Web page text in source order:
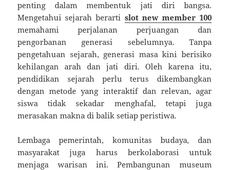
penting dalam membentuk jati diri bangsa.
Mengetahui sejarah berarti slot new member 100
memahami perjalanan perjuangan dan
pengorbanan generasi sebelumnya. Tanpa
pengetahuan sejarah, generasi masa kini berisiko
kehilangan arah dan jati diri. Oleh karena itu,
pendidikan sejarah perlu terus dikembangkan
dengan metode yang interaktif dan relevan, agar
siswa tidak sekadar menghafal, tetapi juga
merasakan makna di balik setiap peristiwa.
Lembaga pemerintah, komunitas budaya, dan
masyarakat juga harus berkolaborasi untuk
menjaga warisan ini. Pembangunan museum